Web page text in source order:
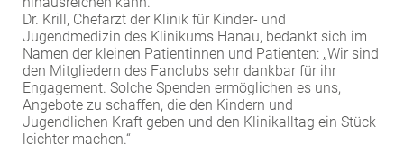
Dermatologie und Allergologie
Alle Kliniken, Fachbereiche und Zentren
Zentrum für Lymphome und Leukämien
Alle Kliniken, Fachbereiche und Zentren
Dr. Krill, Chefarzt der Klinik für Kinder- und
Jugendmedizin des Klinikums Hanau, bedankt sich im
Namen der kleinen Patientinnen und Patienten: „Wir sind
den Mitgliedern des Fanclubs sehr dankbar für ihr
Engagement. Solche Spenden ermöglichen es uns,
Angebote zu schaffen, die den Kindern und
Jugendlichen Kraft geben und den Klinikalltag ein Stück
leichter machen.“
Dieser Cookie speichert die ausgewählten
Einverständnis-Optionen des Benutzers
Cookie Laufzeit:
1 Jahr